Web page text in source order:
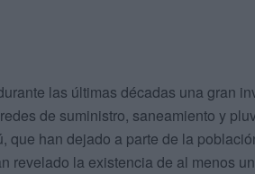
las últimas décadas una gran
de suministro, saneamiento y
que han dejado a parte de la
revelado la existencia de al menos